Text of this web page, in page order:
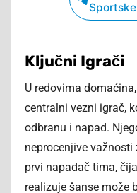
Ključni Igrači
U redovima
centralni vezni igrač,
odbranu i napad.
neprocenjive važnosti
prvi napadač tima,
realizuje šanse može